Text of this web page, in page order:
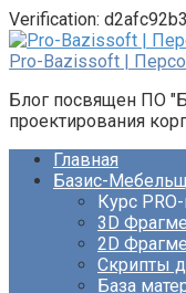
Verification:
Перейти
к
Pro-Bazissoft |
Блог посвящен ПО
проектирования
Главная
Базис-
Курс
3D
2D
Скрипты
База